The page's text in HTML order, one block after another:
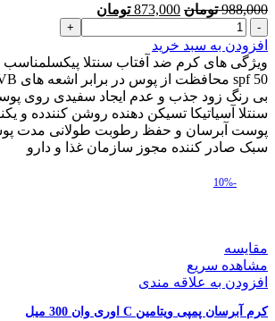
988,000 تومان قیمت
بود.
873,000 تومان
فعلی
است.
کرم
ضد
آفتاب
SPF
50
پیکسل
مدل
Centella
میلی
افزودن به سبد خرید
ویژگی های کرم ضد آفتاب سنتلا
بی رنگ زود جذب و عدم ایجاد سفیدی روی
سنتلا آسیاتیکا تسیکن دهنده روشن کنندده و
پوست آبرسان و حفظ رطوبت طولانی مدت
سبک صادر کننده مجوز سازمان غذا و دارو
-10%
مقایسه
مشاهده سریع
افزودن به علاقه مندی
کرم آبرسان پمپی ویتامین C اوری وان 300 میل